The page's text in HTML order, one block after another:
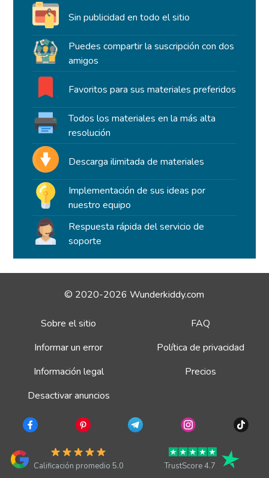
Sin publicidad en todo el sitio
Puedes compartir la suscripción con dos
amigos
Favoritos para sus materiales preferidos
Todos los materiales en la más alta
resolución
Descarga ilimitada de materiales
Implementación de sus ideas por
nuestro equipo
Respuesta rápida del servicio de
soporte
© 2020-2026 Wunderkiddy.com
Sobre el sitio
FAQ
Informar un error
Política de privacidad
Información legal
Precios
Desactivar anuncios
Calificación promedio 5.0 TrustScore 4.7